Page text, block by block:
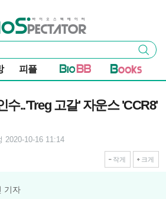
스펙테이터
검색
피플
수..'Treg 고갈' 자운스 'CCR8'
2020-10-16 11:14
작게 크게
기자